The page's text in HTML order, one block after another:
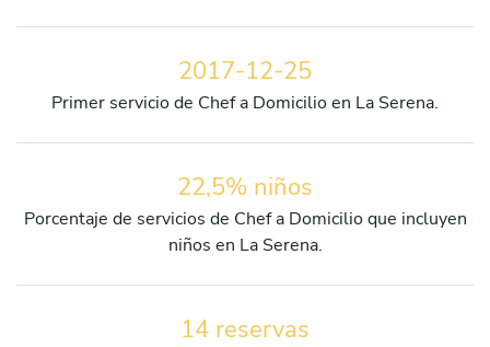
2017-12-25
Primer servicio de Chef a Domicilio en La Serena.
22,5% niños
Porcentaje de servicios de Chef a Domicilio que incluyen
niños en La Serena.
14 reservas